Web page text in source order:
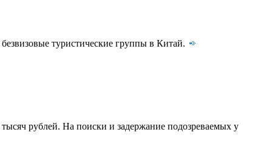
туристические группы в Китай.
рублей. На поиски и задержание подозреваемых у